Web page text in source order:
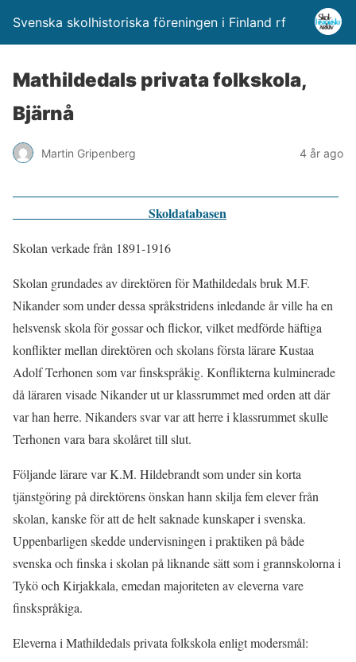
Svenska skolhistoriska föreningen i Finland rf
Mathildedals privata folkskola,
Bjärnå
Martin Gripenberg 4 år ago
Skoldatabasen
Skolan verkade från 1891-1916
Skolan grundades av direktören för Mathildedals bruk M.F.
Nikander som under dessa språkstridens inledande år ville ha en
helsvensk skola för gossar och flickor, vilket medförde häftiga
konflikter mellan direktören och skolans första lärare Kustaa
Adolf Terhonen som var finskspråkig. Konflikterna kulminerade
då läraren visade Nikander ut ur klassrummet med orden att där
var han herre. Nikanders svar var att herre i klassrummet skulle
Terhonen vara bara skolåret till slut.
Följande lärare var K.M. Hildebrandt som under sin korta
tjänstgöring på direktörens önskan hann skilja fem elever från
skolan, kanske för att de helt saknade kunskaper i svenska.
Uppenbarligen skedde undervisningen i praktiken på både
svenska och finska i skolan på liknande sätt som i grannskolorna i
Tykö och Kirjakkala, emedan majoriteten av eleverna vare
finskspråkiga.
Eleverna i Mathildedals privata folkskola enligt modersmål: